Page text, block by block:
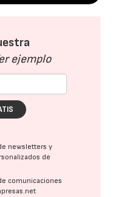
ejemplo
newsletters y
de
comunicaciones